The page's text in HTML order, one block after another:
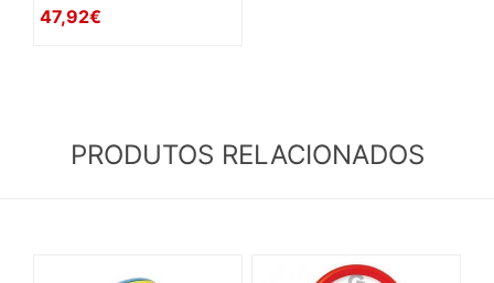
47,92€
PRODUTOS RELACIONADOS